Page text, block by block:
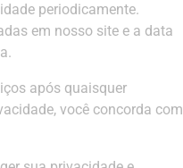
periodicamente.
em nosso site e a data
após quaisquer
você concorda com